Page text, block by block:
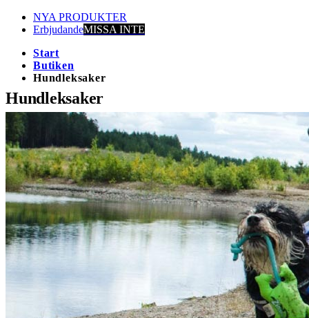
NYA PRODUKTER
ErbjudandeMISSA INTE
Start
Butiken
Hundleksaker
Hundleksaker